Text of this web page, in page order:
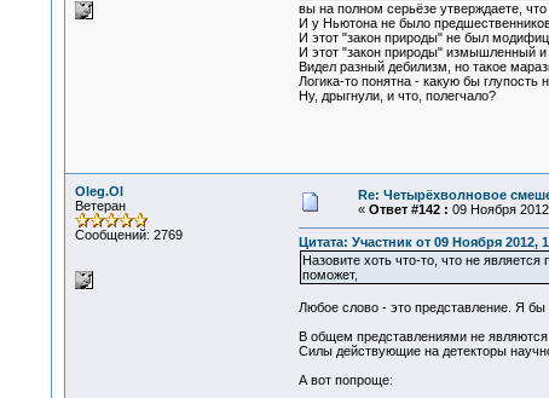
вы на полном серьёзе утверждаете,
И у Ньютона не было
И этот "закон природы" не был
И этот "закон природы" измышленный
Видел разный дебилизм, но такое
Логика-то понятна - какую бы
Ну, дрыгнули, и что, полегчало?
Oleg.Ol
Ветеран
Сообщений: 2769
Re: Четырёхволновое
« Ответ #142 : 09 Ноября
Цитата: Участник от 09 Ноября 2012,
Назовите хоть что-то, что не
поможет,
Любое слово - это представление. Я
В общем представлениями не
Силы действующие на детекторы
А вот попроще: